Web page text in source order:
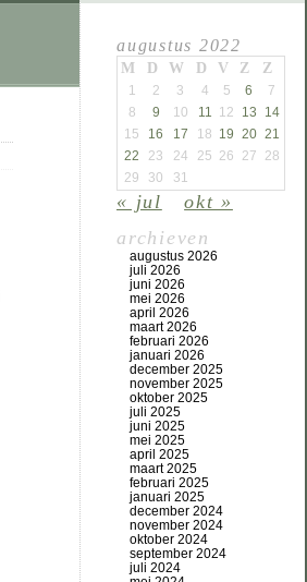
augustus 2022
M D W D V Z Z
1 2 3 4 5 6
7
8
9 10 11 12 13
14
15
16 17 18 19 20 21
22
23 24 25 26 27
28
29
30 31
« jul
okt »
archieven
augustus 2026
juli 2026
juni 2026
mei 2026
april 2026
maart 2026
februari 2026
januari 2026
december 2025
november 2025
oktober 2025
juli 2025
juni 2025
mei 2025
april 2025
maart 2025
februari 2025
januari 2025
december 2024
november 2024
oktober 2024
september 2024
juli 2024